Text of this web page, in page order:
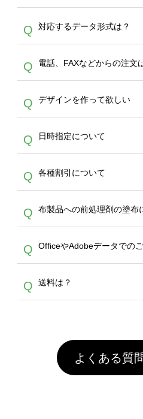
A
生産にて承ってお
デザインの作成か
30枚以上やシルク
は、サポートが担
やタンブラーコン
作する数量が多け
サービスよりも低
す。
Q 対応するデータ形式は？
A
ドできるデータ形
PDF 形式になりま
写真などもアップ
い画像はエラーに
らの直接入稿には
し、デザインツー
い）
Q 電話、FAXなどからの注文
A
文のみ受け付けて
作をお考えの方は
スをご利用頂けれ
でご注文が可能で
Q デザインを作って欲しい
A
を作って欲しい。
30個以上であれば
バッグコンシェル
ビスをご利用くだ
は、デザインツー
Q 日時指定について
A
ん。発送後18時以
メールでお知らせ
者にご連絡いただ
Q 各種割引について
A
カート内で自動的
ます。 【付与ポイ
イントとして付与
ント＝1円としてお
トは発送完了の翌
からご利用頂けま
年間です。【会員
文回数により会員
頂いても、ログイ
クにカウントがさ
Q 布製品への前処理剤の塗布
A
意点（前処理剤）
ワイト、トートバ
といって、プリン
を塗布しており、
害な性質で、水洗
お手数ですが、お
していただけます
通常注文・直送機
Q OfficeやAdobeデータでの
A
ません。いずれの
像
Q 送料は？
引」などによるお
場合は送料がかか
い。
よくある質